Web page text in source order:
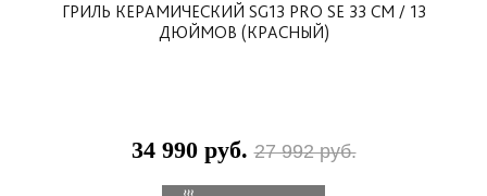
ГРИЛЬ КЕРАМИЧЕСКИЙ SG13 PRO SE 33 СМ / 13
ДЮЙМОВ (КРАСНЫЙ)
34 990 руб.27 992 руб.